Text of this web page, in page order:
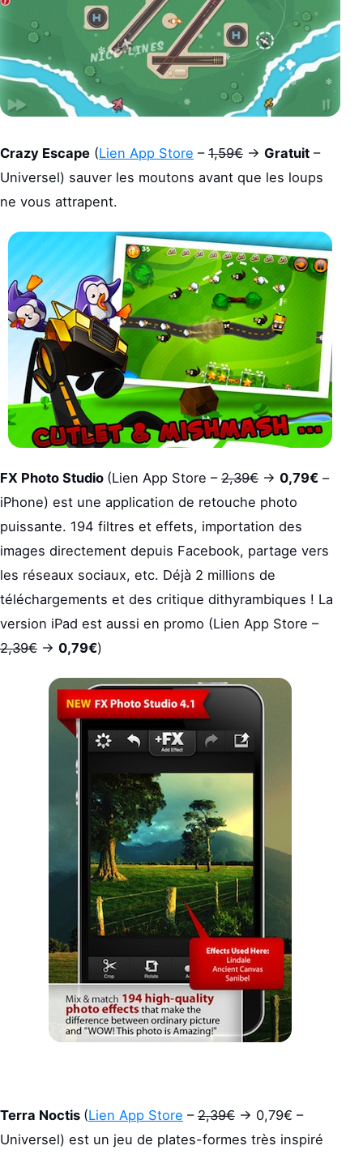
Crazy Escape (Lien App Store – 1,59€ -> Gratuit –
Universel) sauver les moutons avant que les loups
ne vous attrapent.
FX Photo Studio (Lien App Store – 2,39€ -> 0,79€ –
iPhone) est une application de retouche photo
puissante. 194 filtres et effets, importation des
images directement depuis Facebook, partage vers
les réseaux sociaux, etc. Déjà 2 millions de
téléchargements et des critique dithyrambiques ! La
version iPad est aussi en promo (Lien App Store –
2,39€ -> 0,79€)
Terra Noctis (Lien App Store – 2,39€ -> 0,79€ –
Universel) est un jeu de plates-formes très inspiré